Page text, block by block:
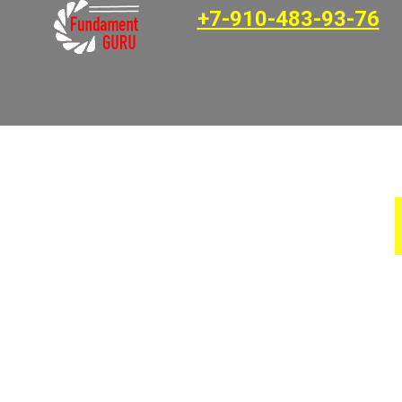
+7-910-483-93-76